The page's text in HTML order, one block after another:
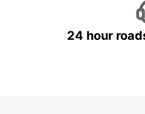
24 hour